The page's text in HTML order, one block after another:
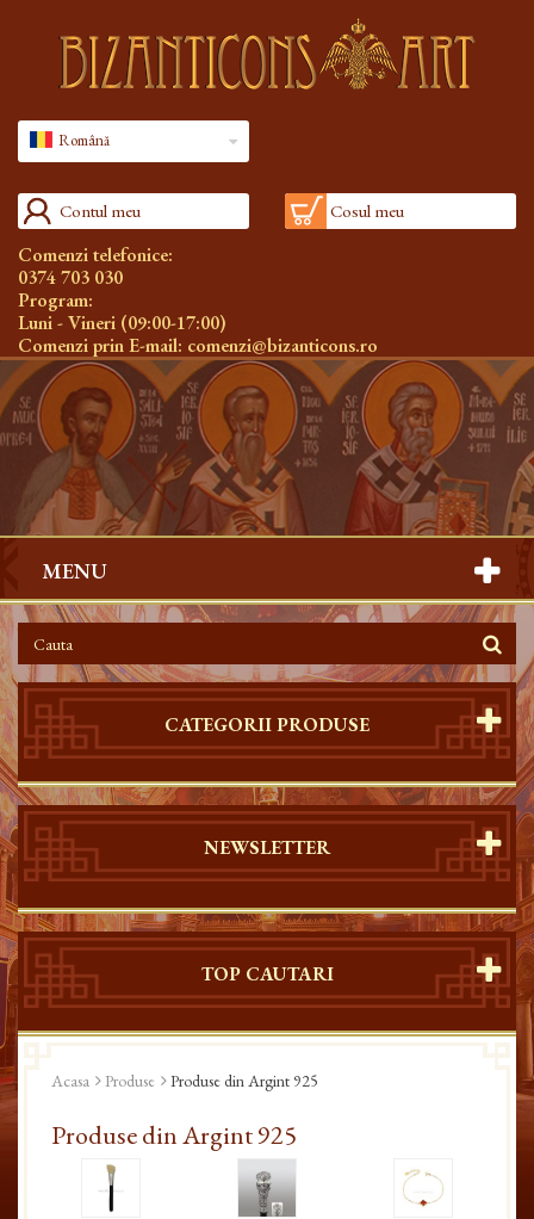
Română
Contul meu Cosul meu
Comenzi telefonice:
0374 703 030
Program:
Luni - Vineri (09:00-17:00)
Comenzi prin E-mail: comenzi@bizanticons.ro
MENU
CATEGORII PRODUSE
NEWSLETTER
TOP CAUTARI
Acasa Produse Produse din Argint 925
Produse din Argint 925